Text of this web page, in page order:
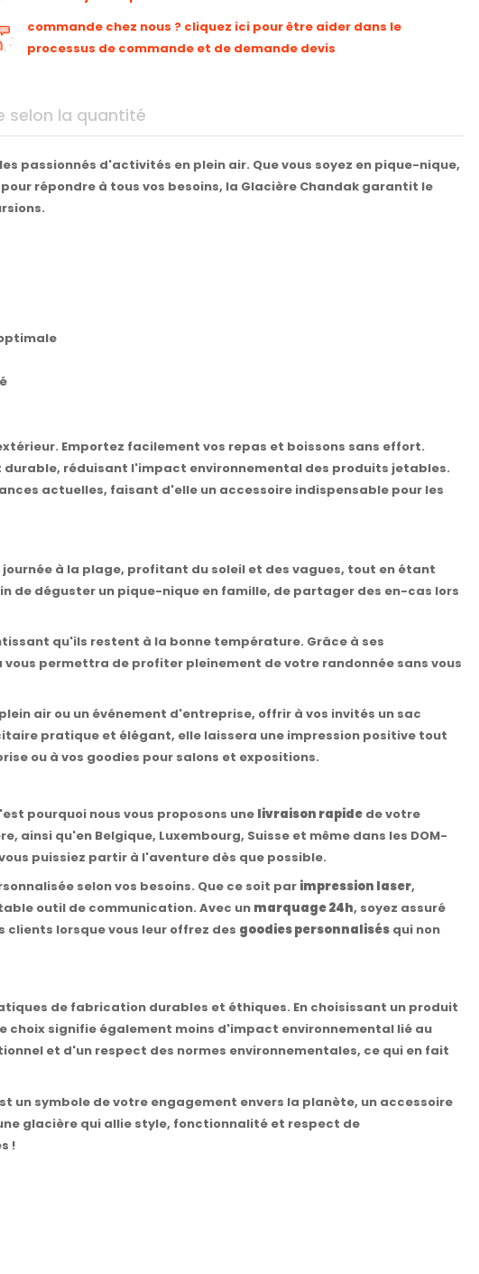
commande chez nous ? cliquez ici pour être aider dans le
processus de commande et de demande devis
selon la quantité
passionnés d'activités en plein air. Que vous soyez en pique-nique,
répondre à tous vos besoins, la Glacière Chandak garantit le
Emportez facilement vos repas et boissons sans effort.
réduisant l'impact environnemental des produits jetables.
actuelles, faisant d'elle un accessoire indispensable pour les
à la plage, profitant du soleil et des vagues, tout en étant
de déguster un pique-nique en famille, de partager des en-cas lors
qu'ils restent à la bonne température. Grâce à ses
permettra de profiter pleinement de votre randonnée sans vous
air ou un événement d'entreprise, offrir à vos invités un sac
pratique et élégant, elle laissera une impression positive tout
ou à vos goodies pour salons et expositions.
pourquoi nous vous proposons une livraison rapide de votre
ainsi qu'en Belgique, Luxembourg, Suisse et même dans les DOM-
puissiez partir à l'aventure dès que possible.
selon vos besoins. Que ce soit par impression laser,
outil de communication. Avec un marquage 24h, soyez assuré
lorsque vous leur offrez des goodies personnalisés qui non
de fabrication durables et éthiques. En choisissant un produit
choix signifie également moins d'impact environnemental lié au
et d'un respect des normes environnementales, ce qui en fait
un symbole de votre engagement envers la planète, un accessoire
glacière qui allie style, fonctionnalité et respect de
!